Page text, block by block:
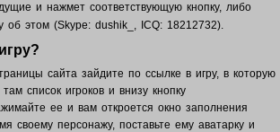
и нажмет соответствующую кнопку, либо
об этом (Skype: dushik_, ICQ: 18212732).
сайта зайдите по ссылке в игру, в которую
список игроков и внизу кнопку
ее и вам откроется окно заполнения
своему персонажу, поставьте ему аватарку и